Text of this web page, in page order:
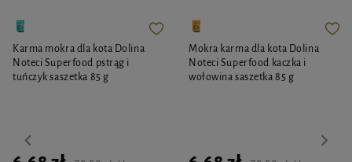
Karma mokra dla kota Dolina
Noteci Superfood pstrąg i
tuńczyk saszetka 85 g
Mokra karma dla kota Dolina
Noteci Superfood kaczka i
wołowina saszetka 85 g